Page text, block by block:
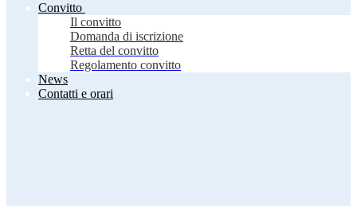
Convitto
Il convitto
Domanda di iscrizione
Retta del convitto
Regolamento convitto
News
Contatti e orari